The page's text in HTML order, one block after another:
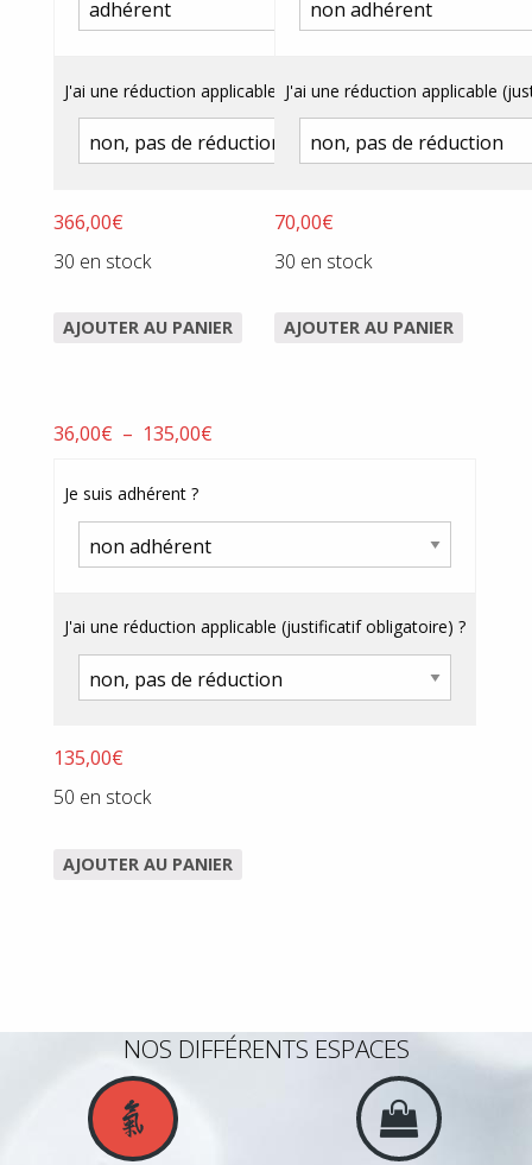
J'ai une réduction applicable (justificatif obligatoire) ?
366,00€
30 en stock
AJOUTER AU PANIER
à
J'ai une réduction applicable
70,00€
30 en stock
AJOUTER AU PANIER
36,00€ – 135,00€Plage
36,00€
à
Je suis adhérent ?
J'ai une réduction applicable (justificatif obligatoire) ?
135,00€
50 en stock
AJOUTER AU PANIER
NOS DIFFÉRENTS ESPACES